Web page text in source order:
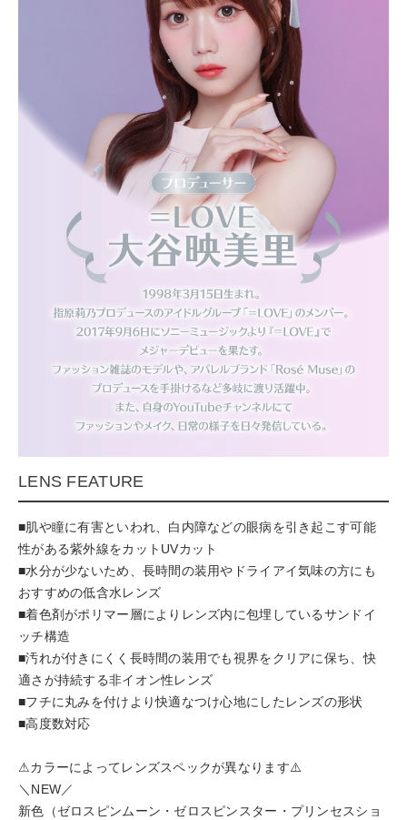
LENS FEATURE
■肌や瞳に有害といわれ、白内障などの眼病を引き起こす可能
性がある紫外線をカットUVカット
■水分が少ないため、長時間の装用やドライアイ気味の方にも
おすすめの低含水レンズ
■着色剤がポリマー層によりレンズ内に包埋しているサンドイ
ッチ構造
■汚れが付きにくく長時間の装用でも視界をクリアに保ち、快
適さが持続する非イオン性レンズ
■フチに丸みを付けより快適なつけ心地にしたレンズの形状
■高度数対応
⚠カラーによって️レンズスペックが異なります⚠️
＼NEW／
新色（ゼロスピンムーン・ゼロスピンスター・プリンセスショ